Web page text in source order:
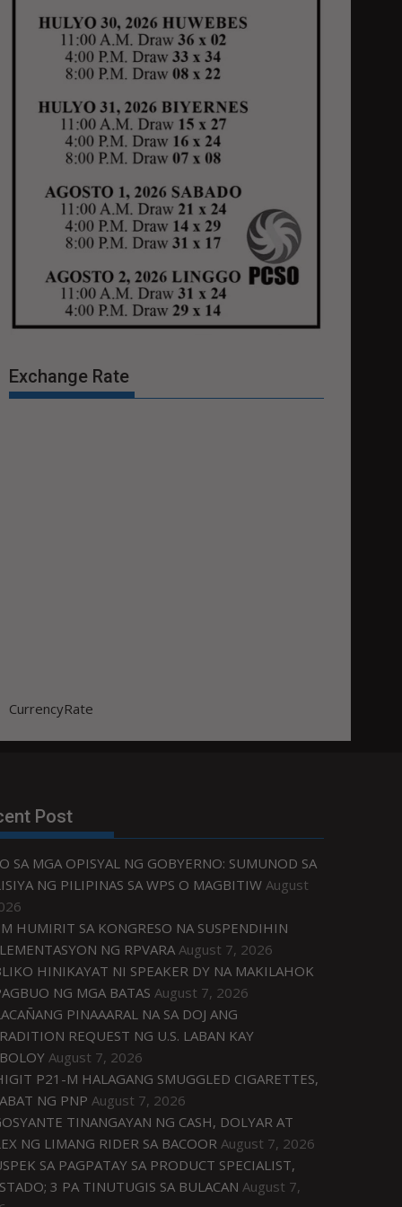
Exchange Rate
CurrencyRate
Post
SA MGA OPISYAL NG GOBYERNO: SUMUNOD SA
NG PILIPINAS SA WPS O MAGBITIW August
HUMIRIT SA KONGRESO NA SUSPENDIHIN
NG RPVARA August 7, 2026
HINIKAYAT NI SPEAKER DY NA MAKILAHOK
NG MGA BATAS August 7, 2026
PINAAARAL NA SA DOJ ANG
REQUEST NG U.S. LABAN KAY
August 7, 2026
P21-M HALAGANG SMUGGLED CIGARETTES,
NG PNP August 7, 2026
TINANGAYAN NG CASH, DOLYAR AT
NG LIMANG RIDER SA BACOOR August 7, 2026
SA PAGPATAY SA PRODUCT SPECIALIST,
3 PA TINUTUGIS SA BULACAN August 7,